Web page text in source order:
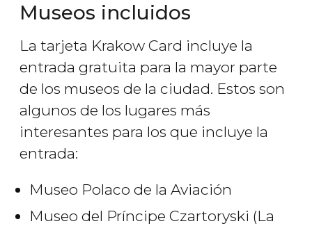
Museos incluidos
La tarjeta Krakow Card incluye la
entrada gratuita para la mayor parte
de los museos de la ciudad. Estos son
algunos de los lugares más
interesantes para los que incluye la
entrada:
Museo Polaco de la Aviación
Museo del Príncipe Czartoryski (La